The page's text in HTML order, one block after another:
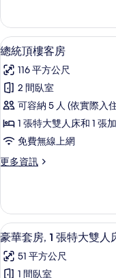
相
片
情
行
政
樓
層
的
所
有
相
片
套
房,
多
床,
行
政
樓
層
的
詳
情
顯
示
總
統
頂
樓
房
所
有
相
片
22
總統頂樓客房
116 平方公尺
2 間臥室
可容納 5 人 (依實際入
1 張特大雙人床和 1 張
免費無線上網
更多資訊
更
頂
樓
客
的
詳
顯
示
豪
23
豪華套房, 1 張特大雙人
51 平方公尺
1 間臥室